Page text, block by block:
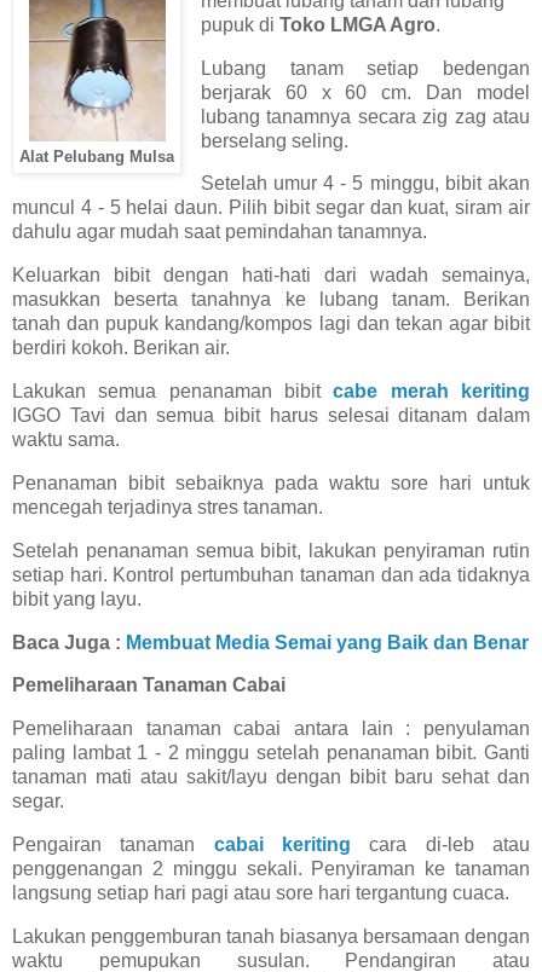
Alat Pelubang Mulsa
pupuk di Toko LMGA Agro.
Lubang tanam setiap bedengan
berjarak 60 x 60 cm. Dan model
lubang tanamnya secara zig zag atau
berselang seling.
Setelah umur 4 - 5 minggu, bibit akan
muncul 4 - 5 helai daun. Pilih bibit segar dan kuat, siram air
dahulu agar mudah saat pemindahan tanamnya.
Keluarkan bibit dengan hati-hati dari wadah semainya,
masukkan beserta tanahnya ke lubang tanam. Berikan
tanah dan pupuk kandang/kompos lagi dan tekan agar bibit
berdiri kokoh. Berikan air.
Lakukan semua penanaman bibitcabe merah keriting
IGGO Tavi dan semua bibit harus selesai ditanam dalam
waktu sama.
Penanaman bibit sebaiknya pada waktu sore hari untuk
mencegah terjadinya stres tanaman.
Setelah penanaman semua bibit, lakukan penyiraman rutin
setiap hari. Kontrol pertumbuhan tanaman dan ada tidaknya
bibit yang layu.
Baca Juga : Membuat Media Semai yang Baik dan Benar
Pemeliharaan Tanaman Cabai
Pemeliharaan tanaman cabai antara lain : penyulaman
paling lambat 1 - 2 minggu setelah penanaman bibit. Ganti
tanaman mati atau sakit/layu dengan bibit baru sehat dan
segar.
Pengairan tanaman cabai keriting cara di-leb atau
penggenangan 2 minggu sekali. Penyiraman ke tanaman
langsung setiap hari pagi atau sore hari tergantung cuaca.
Lakukan penggemburan tanah biasanya bersamaan dengan
waktu pemupukan susulan. Pendangiran atau